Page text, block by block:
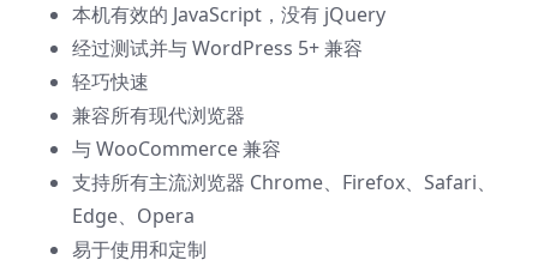
本机有效的 JavaScript，没有 jQuery
经过测试并与 WordPress 5+ 兼容
轻巧快速
兼容所有现代浏览器
与 WooCommerce 兼容
支持所有主流浏览器 Chrome、Firefox、Safari、
Edge、Opera
易于使用和定制